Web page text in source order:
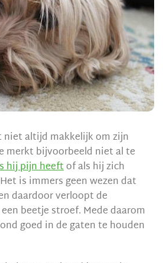
niet altijd makkelijk om zijn
merkt bijvoorbeeld niet al te
hij pijn heeftof als hij zich
is immers geen wezen dat
daardoor verloopt de
beetje stroef. Mede daarom
goed in de gaten te houden